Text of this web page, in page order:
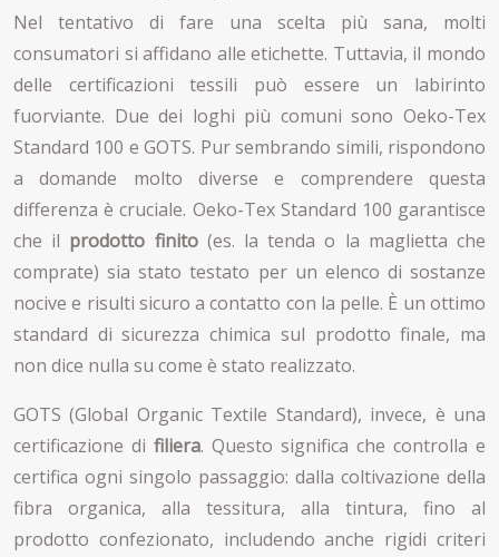
Nel tentativo di fare una scelta più sana, molti
consumatori si affidano alle etichette. Tuttavia, il mondo
delle certificazioni tessili può essere un labirinto
fuorviante. Due dei loghi più comuni sono Oeko-Tex
Standard 100 e GOTS. Pur sembrando simili, rispondono
a domande molto diverse e comprendere questa
differenza è cruciale. Oeko-Tex Standard 100 garantisce
che il prodotto finito(es. la tenda o la maglietta che
comprate) sia stato testato per un elenco di sostanze
nocive e risulti sicuro a contatto con la pelle. È un ottimo
standard di sicurezza chimica sul prodotto finale, ma
non dice nulla su come è stato realizzato.
GOTS (Global Organic Textile Standard), invece, è una
certificazione di filiera. Questo significa che controlla e
certifica ogni singolo passaggio: dalla coltivazione della
fibra organica, alla tessitura, alla tintura, fino al
prodotto confezionato, includendo anche rigidi criteri